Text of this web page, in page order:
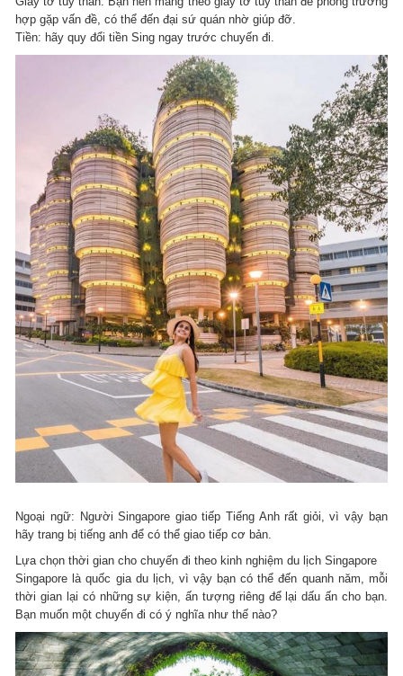
hợp gặp vấn đề, có thể đến đại sứ quán nhờ giúp đỡ.
Tiền: hãy quy đổi tiền Sing ngay trước chuyến đi.
Ngoại ngữ: Người Singapore giao tiếp Tiếng Anh rất giỏi, vì vậy bạn
hãy trang bị tiếng anh để có thể giao tiếp cơ bản.
Lựa chọn thời gian cho chuyến đi theo kinh nghiệm du lịch Singapore
Singapore là quốc gia du lịch, vì vậy bạn có thể đến quanh năm, mỗi
thời gian lại có những sự kiện, ấn tượng riêng để lại dấu ấn cho bạn.
Bạn muốn một chuyến đi có ý nghĩa như thế nào?